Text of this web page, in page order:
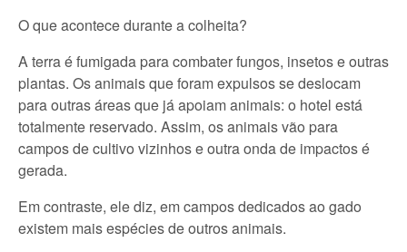
O que acontece durante a colheita?
A terra é fumigada para combater fungos, insetos e outras
plantas. Os animais que foram expulsos se deslocam
para outras áreas que já apoiam animais: o hotel está
totalmente reservado. Assim, os animais vão para
campos de cultivo vizinhos e outra onda de impactos é
gerada.
Em contraste, ele diz, em campos dedicados ao gado
existem mais espécies de outros animais.